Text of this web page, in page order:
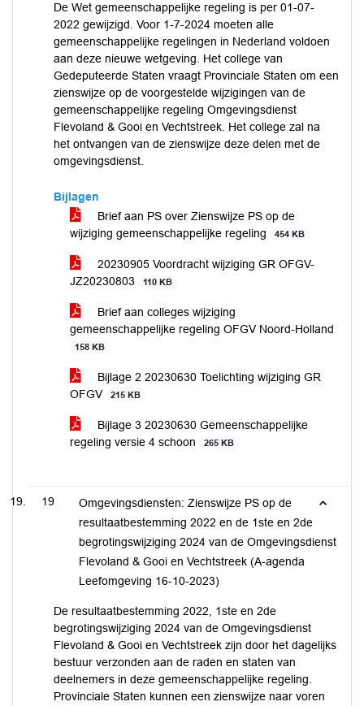
De Wet gemeenschappelijke regeling is per 01-07-
2022 gewijzigd. Voor 1-7-2024 moeten alle
gemeenschappelijke regelingen in Nederland voldoen
aan deze nieuwe wetgeving. Het college van
Gedeputeerde Staten vraagt Provinciale Staten om een
zienswijze op de voorgestelde wijzigingen van de
gemeenschappelijke regeling Omgevingsdienst
Flevoland & Gooi en Vechtstreek. Het college zal na
het ontvangen van de zienswijze deze delen met de
omgevingsdienst.
Bijlagen
Brief aan PS over Zienswijze PS op de
wijziging gemeenschappelijke regeling
454 KB
20230905 Voordracht wijziging GR OFGV-
JZ20230803
110 KB
Brief aan colleges wijziging
gemeenschappelijke regeling OFGV Noord-Holland
158 KB
Bijlage 2 20230630 Toelichting wijziging GR
OFGV
215 KB
Bijlage 3 20230630 Gemeenschappelijke
regeling versie 4 schoon
265 KB
19
Omgevingsdiensten: Zienswijze PS op de
resultaatbestemming 2022 en de 1ste en 2de
begrotingswijziging 2024 van de Omgevingsdienst
Flevoland & Gooi en Vechtstreek (A-agenda
Leefomgeving 16-10-2023)
De resultaatbestemming 2022, 1ste en 2de
begrotingswijziging 2024 van de Omgevingsdienst
Flevoland & Gooi en Vechtstreek zijn door het dagelijks
bestuur verzonden aan de raden en staten van
deelnemers in deze gemeenschappelijke regeling.
Provinciale Staten kunnen een zienswijze naar voren